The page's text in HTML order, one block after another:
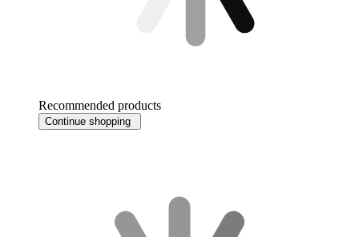
Recommended products
Continue shopping